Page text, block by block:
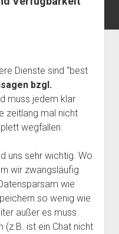
dropdown
menu
(360°)
open
dropdown
menu
open
menu
der Dienste
open
menu
werden
Dienste sind “best
bzgl.
muss jedem klar
zeitlang mal nicht
wegfallen.
uns sehr wichtig. Wo
wir zwangsläufig
wie
so wenig wie
außer es muss
(z.B. ist ein Chat nicht